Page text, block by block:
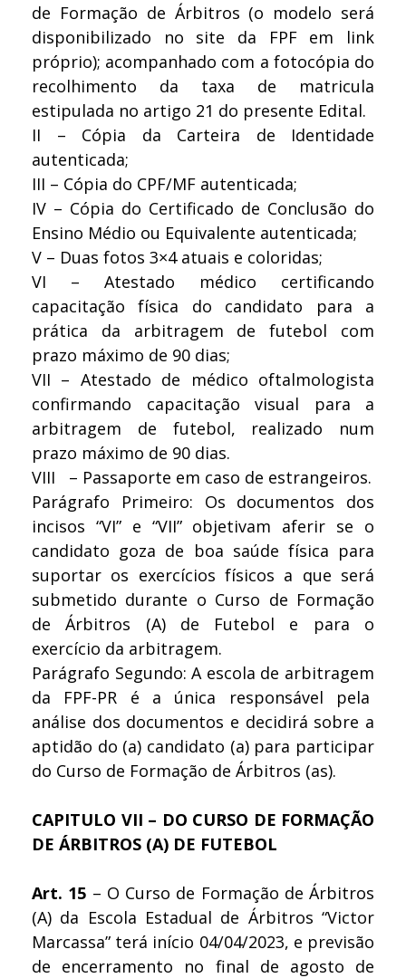
de Formação de Árbitros (o modelo será
disponibilizado no site da FPF em link
próprio); acompanhado com a fotocópia do
recolhimento da taxa de matricula
estipulada no artigo 21 do presente Edital.
II – Cópia da Carteira de Identidade
autenticada;
III – Cópia do CPF/MF autenticada;
IV – Cópia do Certificado de Conclusão do
Ensino Médio ou Equivalente autenticada;
V – Duas fotos 3×4 atuais e coloridas;
VI – Atestado médico certificando
capacitação física do candidato para a
prática da arbitragem de futebol com
prazo máximo de 90 dias;
VII – Atestado de médico oftalmologista
confirmando capacitação visual para a
arbitragem de futebol, realizado num
prazo máximo de 90 dias.
VIII – Passaporte em caso de estrangeiros.
Parágrafo Primeiro: Os documentos dos
incisos “VI” e “VII” objetivam aferir se o
candidato goza de boa saúde física para
suportar os exercícios físicos a que será
submetido durante o Curso de Formação
de Árbitros (A) de Futebol e para o
exercício da arbitragem.
Parágrafo Segundo: A escola de arbitragem
da FPF-PR é a única responsável pela
análise dos documentos e decidirá sobre a
aptidão do (a) candidato (a) para participar
do Curso de Formação de Árbitros (as).
CAPITULO VII – DO CURSO DE FORMAÇÃO
DE ÁRBITROS (A) DE FUTEBOL
Art. 15 – O Curso de Formação de Árbitros
(A) da Escola Estadual de Árbitros “Victor
Marcassa” terá início 04/04/2023, e previsão
de encerramento no final de agosto de